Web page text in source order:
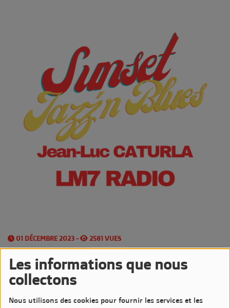
Les informations que nous
collectons
Nous utilisons des cookies pour fournir les services et les
01 DÉCEMBRE 2023 - 2581 VUES
Écouter le podcast
LesVendredis Soirs
avec l'émissionSunset Jazz'n Blues